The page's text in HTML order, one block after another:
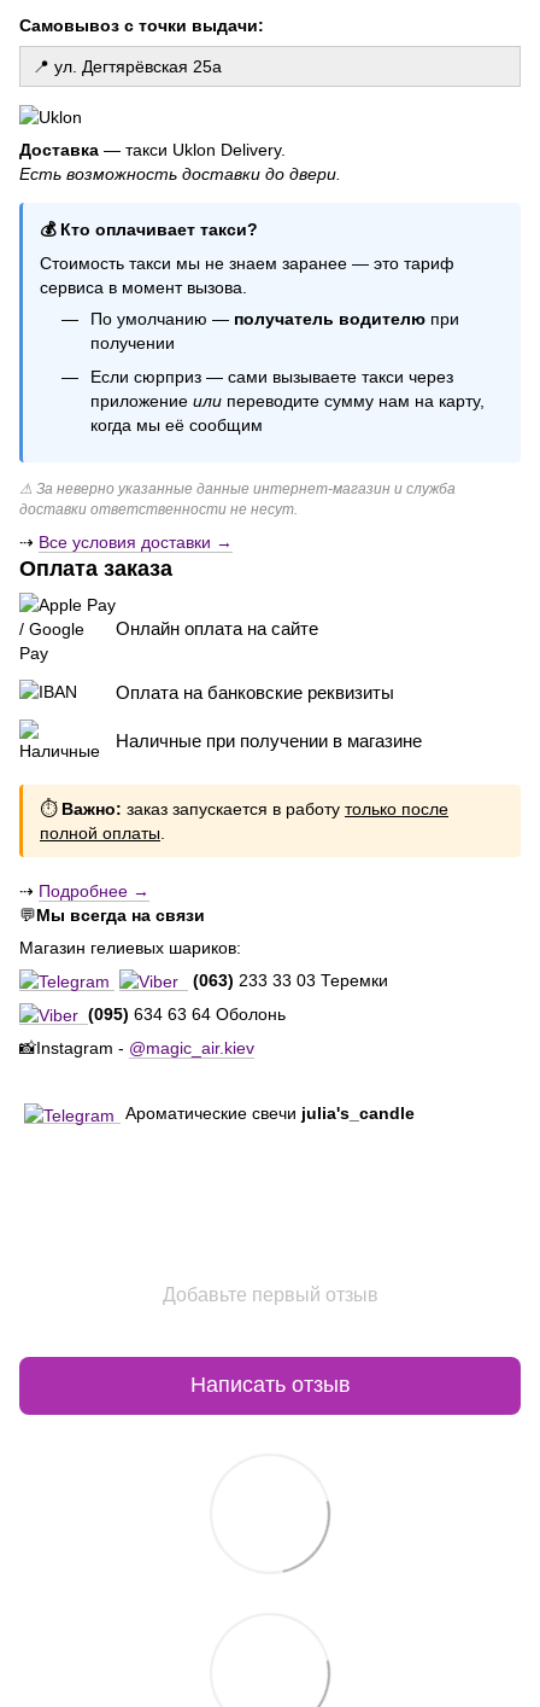
Самовывоз с точки выдачи:
📍 ул. Дегтярёвская 25а
Доставка — такси Uklon Delivery.
Есть возможность доставки до двери.
💰 Кто оплачивает такси?
Стоимость такси мы не знаем заранее — это тариф
сервиса в момент вызова.
По умолчанию — получатель водителю при
получении
Если сюрприз — сами вызываете такси через
приложение или переводите сумму нам на карту,
когда мы её сообщим
⚠ За неверно указанные данные интернет-магазин и служба
доставки ответственности не несут.
⇢ Все условия доставки →
Оплата заказа
Онлайн оплата на сайте
Оплата на банковские реквизиты
Наличные при получении в магазине
⏱ Важно: заказ запускается в работу только после
полной оплаты
⇢ Подробнее →
💬Мы всегда на связи
Магазин гелиевых шариков:
(063) 233 33 03 Теремки
(095) 634 63 64 Оболонь
📸Instagram - @magic_air.kiev
Ароматические свечи julia's_candle
Добавьте первый отзыв
Написать отзыв